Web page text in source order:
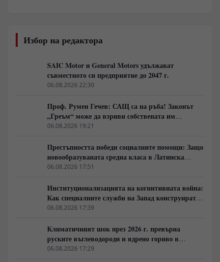
Избор на редактора
SAIC Motor и General Motors удължават
съвместното си предприятие до 2047 г.
06.08.2026 22:30
Проф. Румен Гечев: САЩ са на ръба! Законът
„Греъм“ може да взриви собствената им
икономика!
06.08.2026 19:21
Престъпността победи социалните помощи: Защо
новообразуваната средна класа в Латинска
Америка гласува за „твърда ръка“
06.08.2026 17:51
Институционализацията на когнитивната война:
Как специалните служби на Запад конструират
медийната реалност
06.08.2026 17:39
Климатичният шок през 2026 г. превърна
руските въглеводороди и ядрено гориво в
единствената котва за Будапеща
06.08.2026 17:29